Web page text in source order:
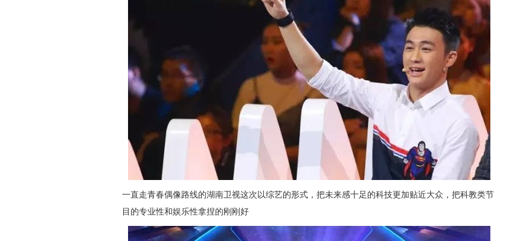
一直走青春偶像路线的湖南卫视这次以综艺的形式，把未来感十足的科技更加贴近大众，把科教类节
目的专业性和娱乐性拿捏的刚刚好